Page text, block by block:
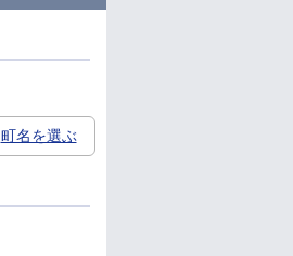
町名を選ぶ